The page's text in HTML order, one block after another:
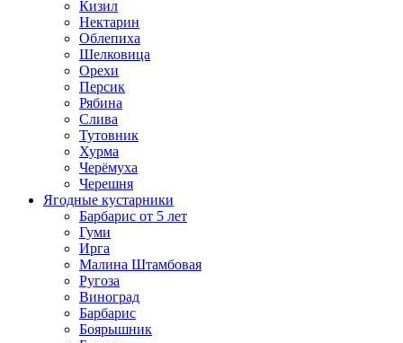
Кизил
Нектарин
Облепиха
Шелковица
Орехи
Персик
Рябина
Слива
Тутовник
Хурма
Черёмуха
Черешня
Ягодные кустарники
Барбарис от 5 лет
Гуми
Ирга
Малина Штамбовая
Ругоза
Виноград
Барбарис
Боярышник